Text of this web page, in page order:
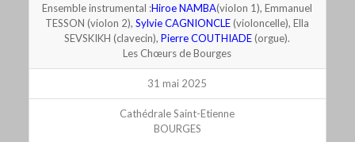
Ensemble instrumental :Hiroe NAMBA(violon 1), Emmanuel
TESSON (violon 2),Sylvie CAGNIONCLE(violoncelle), Ella
SEVSKIKH (clavecin),Pierre COUTHIADE(orgue).
Les Chœurs de Bourges
31 mai 2025
Cathédrale Saint-Etienne
BOURGES